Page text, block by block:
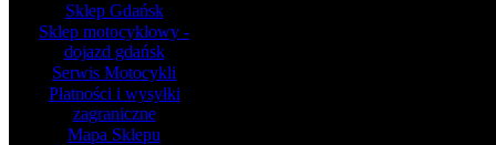
Sklep Gdańsk
Sklep motocyklowy -
dojazd gdańsk
Serwis Motocykli
Płatności i wysyłki
zagraniczne
Mapa Sklepu